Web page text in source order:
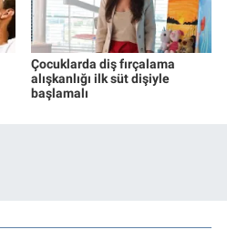
Çocuklarda diş fırçalama
alışkanlığı ilk süt dişiyle
başlamalı